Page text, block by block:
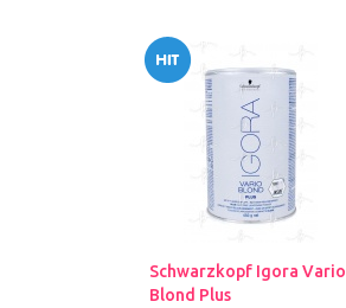
Schwarzkopf Igora Vario
Blond Plus